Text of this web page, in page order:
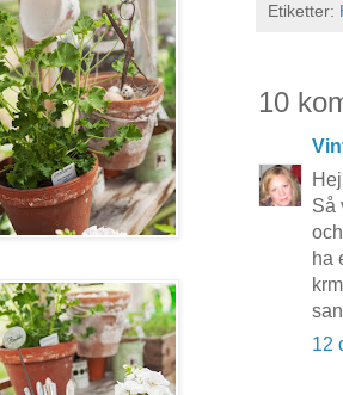
Etiketter:
10
Hej
Så
ha
12